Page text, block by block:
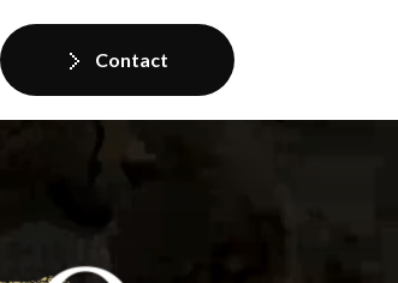
Contact